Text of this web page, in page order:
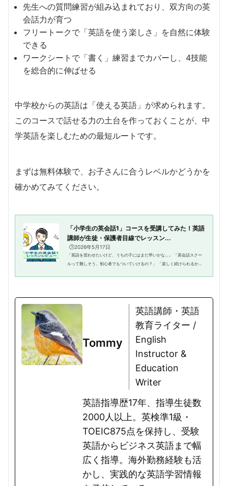
先生への質問練習が組み込まれており、双方向の英
会話力が育つ
フリートークで「英語を使う楽しさ」を自然に体験
できる
ワークシートで「書く」練習までカバーし、4技能
を総合的に伸ばせる
中学校からの英語は「使える英語」が求められます。
このコースで話せる力の土台を作っておくことが、中
学英語を楽しむための最短ルートです。
まずは無料体験で、お子さんに合うレベルかどうかを
確かめてみてください。
「小学生の英会話1」コースを受講してみた！英語
講師が生徒・保護者目線でレッスン...
🕒️2026年5月17日
「英語を習わせたいけど、うちの子にはまだ早いかな…」 「英会話スクー
ルって難しそう。初心者でもついていけるの？」 「楽しく続けられるか心
Tommy
英語講師・英語
教育ライター /
English
Instructor &
Education
Writer
英語指導歴17年、指導生徒数
2000人以上。英検準1級・
TOEIC875点を保持し、受験
英語からビジネス英語まで幅
広く指導。海外勤務経験も活
かし、実践的な英語学習情報